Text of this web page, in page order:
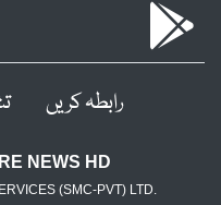
رابطہ کریں
NEWS HD
(SMC-PVT) LTD.